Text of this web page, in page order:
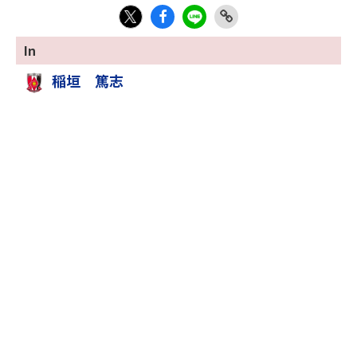
X
Fac
eb
LIN
E
Link
Copy
In
稲垣 篤志